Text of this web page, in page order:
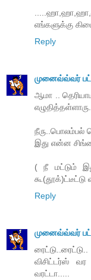
எங்களுக்கு
Reply
முனைவ்வ்வர்
ஆமா ..
எழுதித்தள்ளாரு..
நீரு..பொலம்பல்
இது என்ன
( நீ மட்டும்
கூ(தூக்)ட்டீட்டு
Reply
முனைவ்வ்வர்
ரைட்டு..ரைட்டு..
விசிட்டர்ஸ் வர
வரட்டா.....